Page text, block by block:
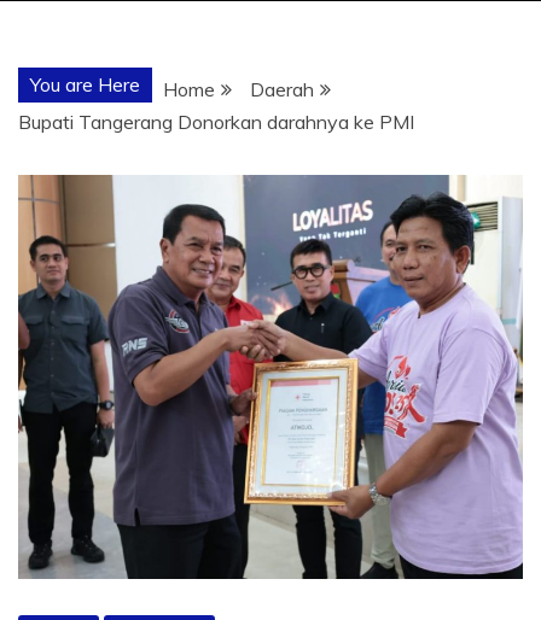
You are Here Home
Daerah
Bupati Tangerang Donorkan darahnya ke PMI